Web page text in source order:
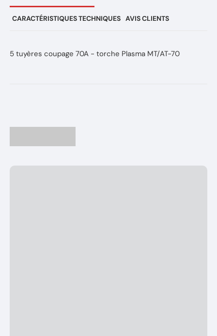
CARACTÉRISTIQUES TECHNIQUES AVIS CLIENTS
5 tuyères coupage 70A - torche Plasma MT/AT-70